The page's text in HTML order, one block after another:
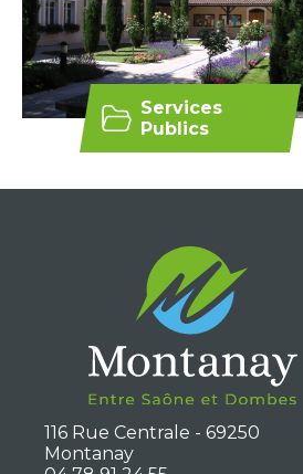
Services
Publics
116 Rue Centrale - 69250
Montanay